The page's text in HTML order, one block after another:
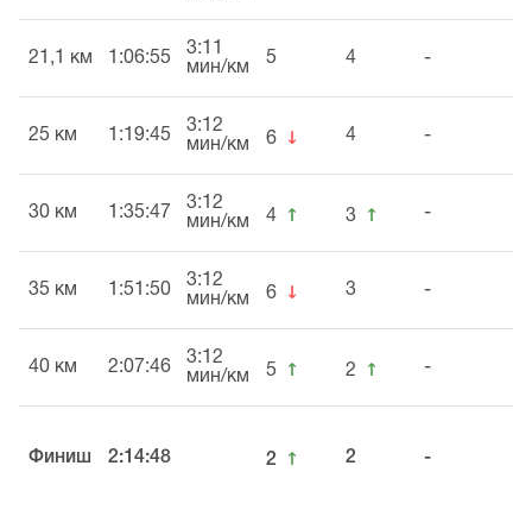
21,1 км 1:06:55
3:11
мин/км
5 4 -
25 км 1:19:45
3:12
мин/км
6 ↓ 4 -
30 км 1:35:47
3:12
мин/км
4 ↑ 3 ↑ -
35 км 1:51:50
3:12
мин/км
6 ↓ 3 -
40 км 2:07:46
3:12
мин/км
5 ↑ 2 ↑ -
Финиш 2:14:48 2 ↑ 2 -